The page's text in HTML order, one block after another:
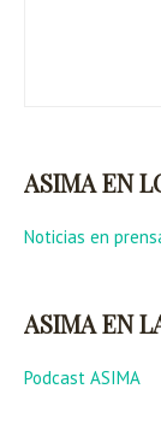
ASIMA EN
Noticias en
ASIMA EN
Podcast ASIMA